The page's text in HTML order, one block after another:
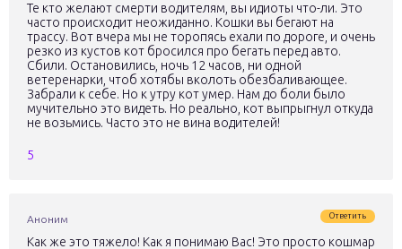
Те кто желают смерти водителям, вы идиоты что-ли. Это
часто происходит неожиданно. Кошки вы бегают на
трассу. Вот вчера мы не торопясь ехали по дороге, и очень
резко из кустов кот бросился про бегать перед авто.
Сбили. Остановились, ночь 12 часов, ни одной
ветеренарки, чтоб хотябы вколоть обезбаливающее.
Забрали к себе. Но к утру кот умер. Нам до боли было
мучительно это видеть. Но реально, кот выпрыгнул откуда
не возьмись. Часто это не вина водителей!
5
Аноним Ответить
Как же это тяжело! Как я понимаю Вас! Это просто кошмар